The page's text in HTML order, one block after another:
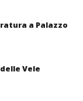
a Palazzo
Vele